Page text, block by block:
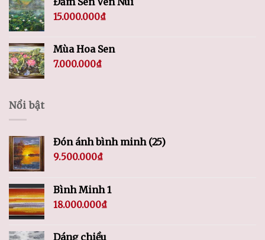
15.000.000₫
Mùa Hoa Sen
7.000.000₫
Nổi bật
Đón ánh bình minh (25)
9.500.000₫
Bình Minh 1
18.000.000₫
Dáng chiều